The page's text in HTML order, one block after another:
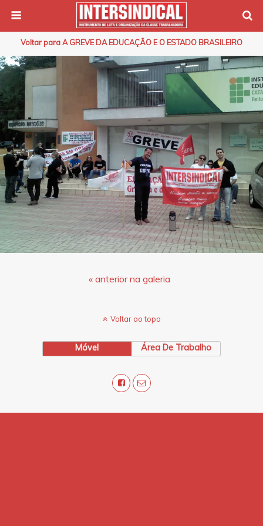
Voltar para A GREVE DA EDUCAÇÃO E O ESTADO BRASILEIRO
« anterior na galeria
Voltar ao topo
Móvel Área De Trabalho